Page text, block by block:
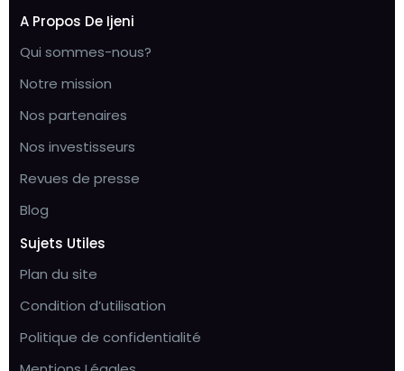
A Propos De Ijeni
Qui sommes-nous?
Notre mission
Nos partenaires
Nos investisseurs
Revues de presse
Blog
Sujets Utiles
Plan du site
Condition d’utilisation
Politique de confidentialité